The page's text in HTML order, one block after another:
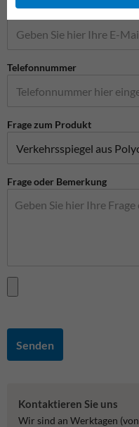
E-Mail-Adresse*
Telefonnummer
Frage zum Produkt
Frage oder Bemerkung
Senden
Kontaktieren Sie uns
Wir sind an Werktagen